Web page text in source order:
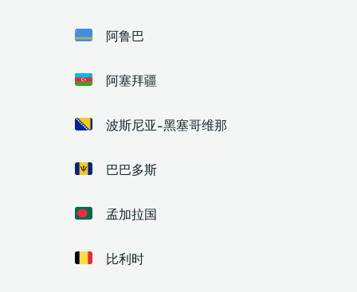
阿鲁巴
阿塞拜疆
波斯尼亚-黑塞哥维那
巴巴多斯
孟加拉国
比利时